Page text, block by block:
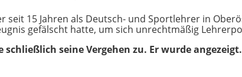
seit 15 Jahren als Deutsch- und Sportlehrer in
gefälscht hatte, um sich unrechtmäßig
schließlich seine Vergehen zu. Er wurde angezeigt.